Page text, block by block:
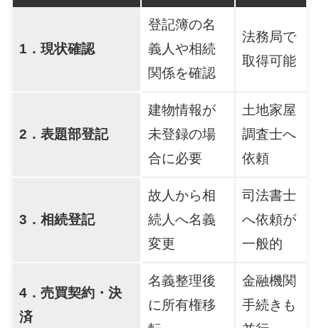
1．現状確認
登記簿の名
義人や相続
関係を確認
法務局で
取得可能
2．表題部登記
建物情報が
未登録の場
合に必要
土地家屋
調査士へ
依頼
3．相続登記
故人から相
続人へ名義
変更
司法書士
へ依頼が
一般的
4．売買契約・決
済
名義整理後
に所有権移
金融機関
手続きも